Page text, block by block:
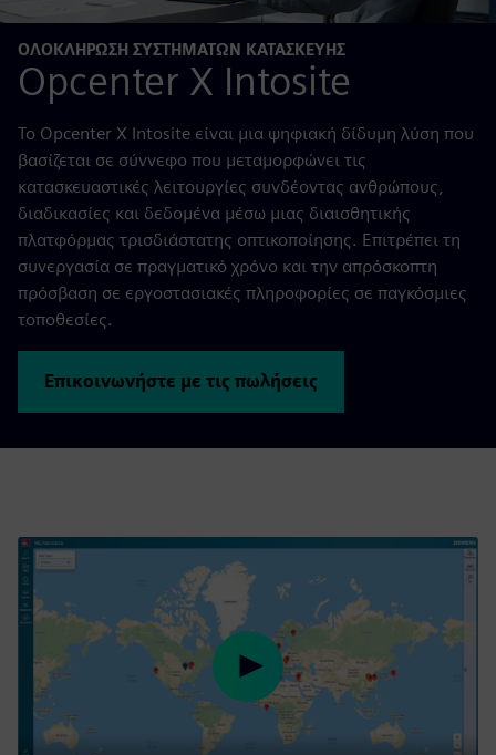
ΟΛΟΚΛΉΡΩΣΗ ΣΥΣΤΗΜΆΤΩΝ ΚΑΤΑΣΚΕΥΉΣ
Opcenter X Intosite
Το Opcenter X Intosite είναι μια ψηφιακή δίδυμη λύση που
βασίζεται σε σύννεφο που μεταμορφώνει τις
κατασκευαστικές λειτουργίες συνδέοντας ανθρώπους,
διαδικασίες και δεδομένα μέσω μιας διαισθητικής
πλατφόρμας τρισδιάστατης οπτικοποίησης. Επιτρέπει τη
συνεργασία σε πραγματικό χρόνο και την απρόσκοπτη
πρόσβαση σε εργοστασιακές πληροφορίες σε παγκόσμιες
τοποθεσίες.
Επικοινωνήστε με τις πωλήσεις
Play